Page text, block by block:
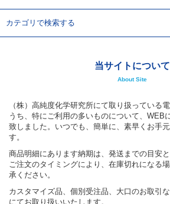
（株）高純度化学研究所にて取り扱っている
うち、特にご利用の多いものについて、WEB
す。
商品明細にあります納期は、発送までの目安
ご注文のタイミングにより、在庫切れになる
承ください。
カスタマイズ品、個別受注品、大口のお取引
にてお取り扱いいたします。
お気軽に お問い合わせ
くわしくは、「ご利用案内」をご覧ください。